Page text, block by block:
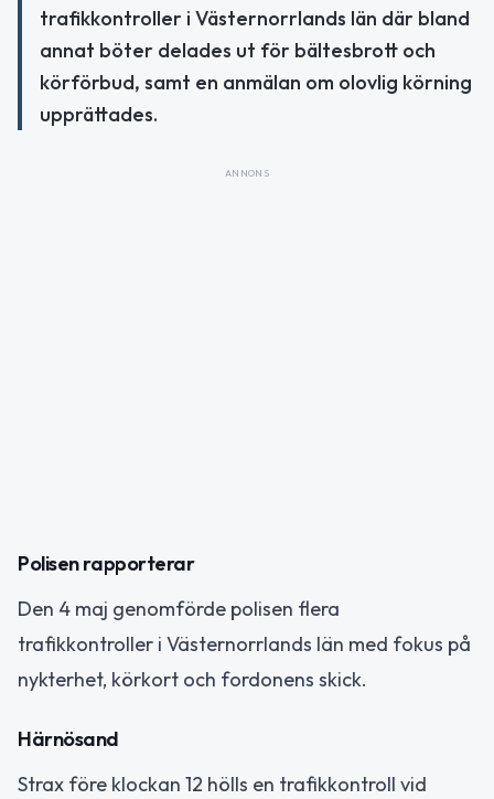
trafikkontroller i Västernorrlands län där bland
annat böter delades ut för bältesbrott och
körförbud, samt en anmälan om olovlig körning
upprättades.
ANNONS
Polisen rapporterar
Den 4 maj genomförde polisen flera
trafikkontroller i Västernorrlands län med fokus på
nykterhet, körkort och fordonens skick.
Härnösand
Strax före klockan 12 hölls en trafikkontroll vid